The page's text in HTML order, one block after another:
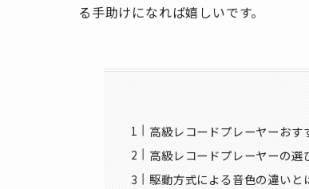
る手助けになれば嬉しいです。
高級レコードプレーヤーおす
高級レコードプレーヤーの選
駆動方式による音色の違いと